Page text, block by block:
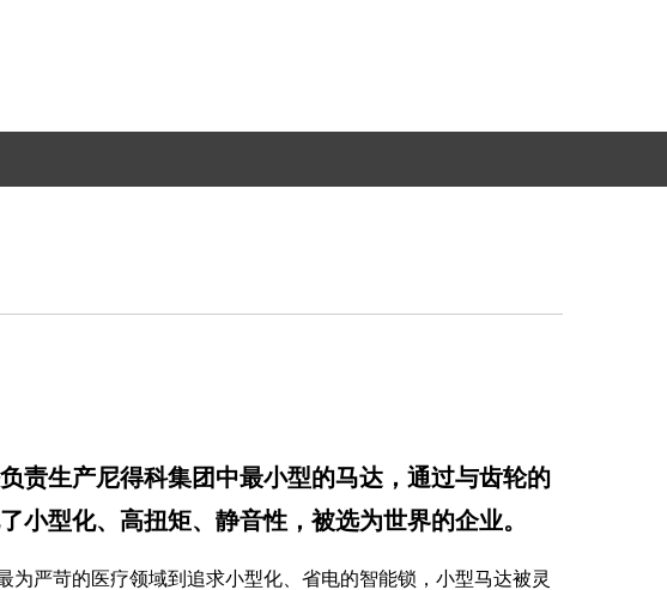
责生产尼得科集团中最小型的马达，通过与齿轮的
小型化、高扭矩、静音性，被选为世界的企业。
为严苛的医疗领域到追求小型化、省电的智能锁，小型马达被灵